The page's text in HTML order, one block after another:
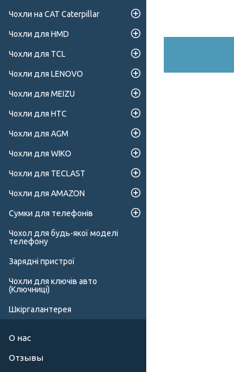
Чохли на CAT Caterpillar
Чохли для HMD
Чохли для TCL
Чохли для LENOVO
Чохли для MEIZU
Чохли для HTC
Чохли для AGM
Чохли для WIKO
Чохли для TECLAST
Чохли для AMAZON
Сумки для телефонів
Чохол для будь-якої моделі
телефону
Зарядні пристрої
Чохли для ключів авто
(Ключниці)
Шкіргалантерея
О нас
Отзывы